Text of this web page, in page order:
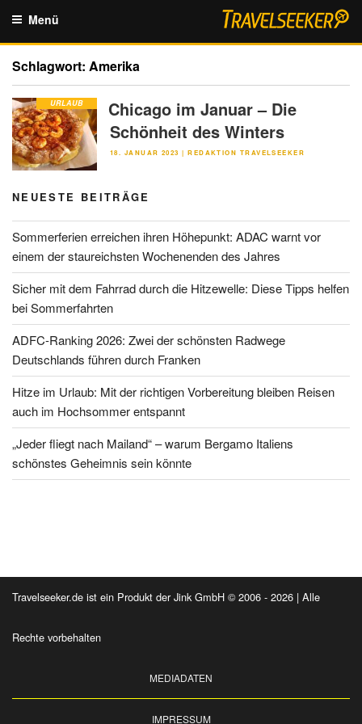
Inhalt
springen
Menü
Schlagwort: Amerika
URLAUB
Chicago im Januar – Die
Schönheit des Winters
VERÖFFENTLICHT
18. JANUAR 2023 |REDAKTION TRAVELSEEKER
NEUESTE BEITRÄGE
Sommerferien erreichen ihren Höhepunkt: ADAC warnt vor
einem der staureichsten Wochenenden des Jahres
Sicher mit dem Fahrrad durch die Hitzewelle: Diese Tipps helfen
bei Sommerfahrten
ADFC-Ranking 2026: Zwei der schönsten Radwege
Deutschlands führen durch Franken
Hitze im Urlaub: Mit der richtigen Vorbereitung bleiben Reisen
auch im Hochsommer entspannt
„Jeder fliegt nach Mailand“ – warum Bergamo Italiens
schönstes Geheimnis sein könnte
Travelseeker.de ist ein Produkt der Jink GmbH © 2006 - 2026 | Alle
Rechte vorbehalten
MEDIADATEN
IMPRESSUM